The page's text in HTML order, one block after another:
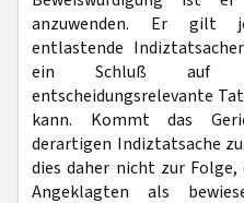
anzuwenden. Er gilt
entlastende
ein Schluß auf
entscheidungsrelevante
kann. Kommt das
derartigen Indiztatsache
dies daher nicht zur Folge,
Angeklagten als